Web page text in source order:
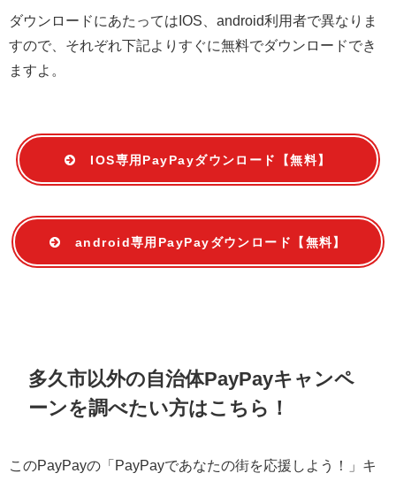
ダウンロードにあたってはIOS、android利用者で異なりま
すので、それぞれ下記よりすぐに無料でダウンロードでき
ますよ。
IOS専用PayPayダウンロード【無料】
android専用PayPayダウンロード【無料】
多久市以外の自治体PayPayキャンペ
ーンを調べたい方はこちら！
このPayPayの「PayPayであなたの街を応援しよう！」キ